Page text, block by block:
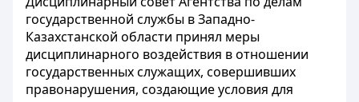
государственной службы в Западно-
Казахстанской области принял меры
дисциплинарного воздействия в отношении
государственных служащих, совершивших
правонарушения, создающие условия для